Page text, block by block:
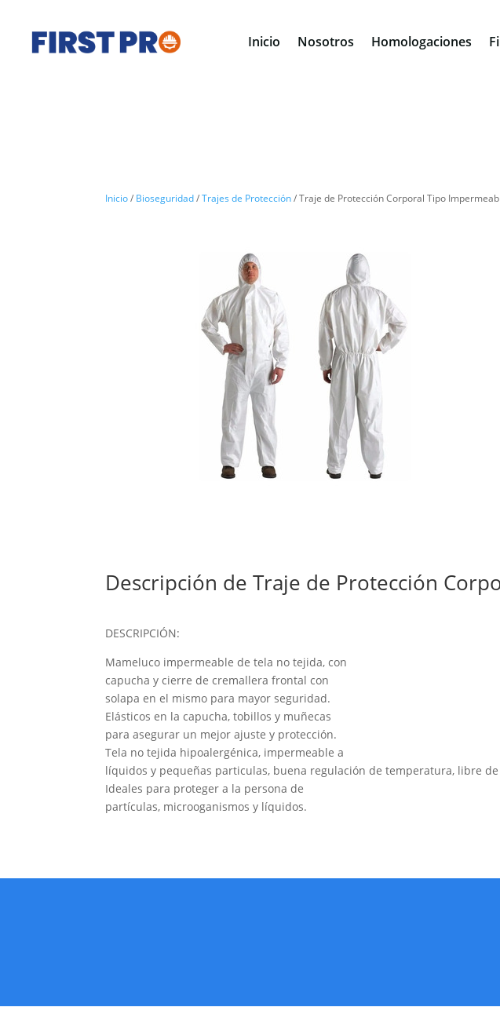
Inicio Nosotros Homologaciones
Inicio/ Bioseguridad/Trajes de Protección/ Traje de Protección Corporal Tipo
Descripción de Traje de Protección
DESCRIPCIÓN:
Mameluco impermeable de tela no tejida, con
capucha y cierre de cremallera frontal con
solapa en el mismo para mayor seguridad.
Elásticos en la capucha, tobillos y muñecas
para asegurar un mejor ajuste y protección.
Tela no tejida hipoalergénica, impermeable a
líquidos y pequeñas particulas, buena regulación de temperatura, libre de
Ideales para proteger a la persona de
partículas, microoganismos y líquidos.